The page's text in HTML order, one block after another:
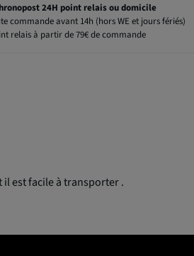
24H point relais ou domicile
commande avant 14h (hors WE et jours fériés)
relais à partir de 79€ de commande
est facile à transporter .